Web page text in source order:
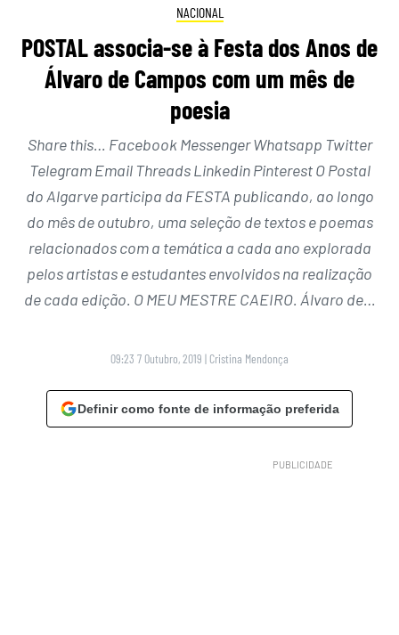
NACIONAL
POSTAL associa-se à Festa dos Anos de
Álvaro de Campos com um mês de
poesia
Share this… Facebook Messenger Whatsapp Twitter
Telegram Email Threads Linkedin Pinterest O Postal
do Algarve participa da FESTA publicando, ao longo
do mês de outubro, uma seleção de textos e poemas
relacionados com a temática a cada ano explorada
pelos artistas e estudantes envolvidos na realização
de cada edição. O MEU MESTRE CAEIRO. Álvaro de…
09:23 7 Outubro, 2019 | Cristina Mendonça
Definir como fonte de informação preferida